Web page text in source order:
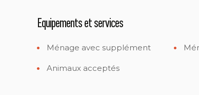
Equipements et services
Ménage avec supplément
Animaux acceptés